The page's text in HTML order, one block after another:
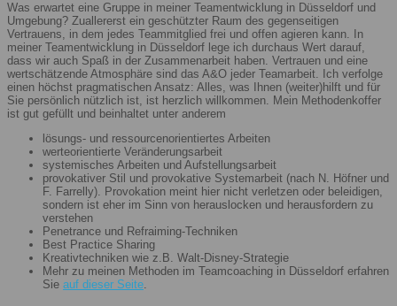
Was erwartet eine Gruppe in meiner Teamentwicklung in Düsseldorf und
Umgebung? Zuallererst ein geschützter Raum des gegenseitigen
Vertrauens, in dem jedes Teammitglied frei und offen agieren kann. In
meiner Teamentwicklung in Düsseldorf lege ich durchaus Wert darauf,
dass wir auch Spaß in der Zusammenarbeit haben. Vertrauen und eine
wertschätzende Atmosphäre sind das A&O jeder Teamarbeit. Ich verfolge
einen höchst pragmatischen Ansatz: Alles, was Ihnen (weiter)hilft und für
Sie persönlich nützlich ist, ist herzlich willkommen. Mein Methodenkoffer
ist gut gefüllt und beinhaltet unter anderem
lösungs- und ressourcenorientiertes Arbeiten
werteorientierte Veränderungsarbeit
systemisches Arbeiten und Aufstellungsarbeit
provokativer Stil und provokative Systemarbeit (nach N. Höfner und
F. Farrelly). Provokation meint hier nicht verletzen oder beleidigen,
sondern ist eher im Sinn von herauslocken und herausfordern zu
verstehen
Penetrance und Refraiming-Techniken
Best Practice Sharing
Kreativtechniken wie z.B. Walt-Disney-Strategie
Mehr zu meinen Methoden im Teamcoaching in Düsseldorf erfahren
Sie auf dieser Seite.